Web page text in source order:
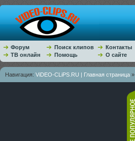
Форум Поиск клипов
Контакты
ТВ онлайн
Помощь О сайте
Навигация: ViDEO-CLiPS.RU | Главная страница »